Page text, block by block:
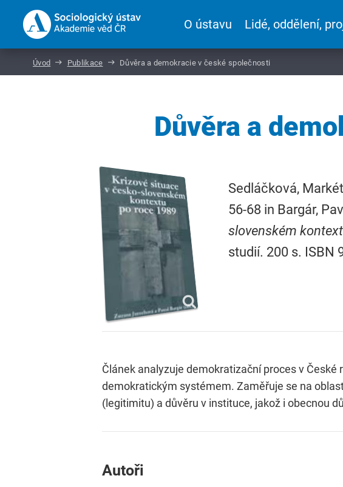
O ústavu Lidé, oddělení,
Úvod Publikace Důvěra a demokracie v české společnosti
Důvěra a
Sedláčková,
56-68 in Bargár,
slovenském
studií. 200 s. ISBN
Článek analyzuje demokratizační proces v
demokratickým systémem. Zaměřuje se na
(legitimitu) a důvěru v instituce, jakož i obecnou
Autoři